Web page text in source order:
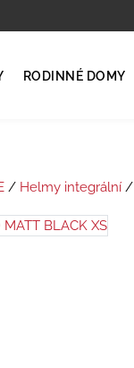
RODINNÉ DOMY
/ Helmy integrální/